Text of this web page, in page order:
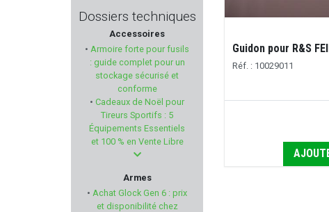
BEEMAN
WINDHAM WEAPONRY
SCHMEISSER
MAGLULA
MERKEL
Dossiers techniques
Accessoires
• Armoire forte pour fusils
: guide complet pour un
stockage sécurisé et
conforme
• Cadeaux de Noël pour
Tireurs Sportifs : 5
Équipements Essentiels
et 100 % en Vente Libre
Armes
• Achat Glock Gen 6 : prix
et disponibilité chez
Guidon pour R&S
Réf. : 10029011